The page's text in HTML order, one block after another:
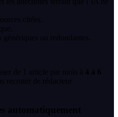
citées.
ou redondantes.
de 1 article par mois à 4 à 6
recruter de rédacteur
automatiquement